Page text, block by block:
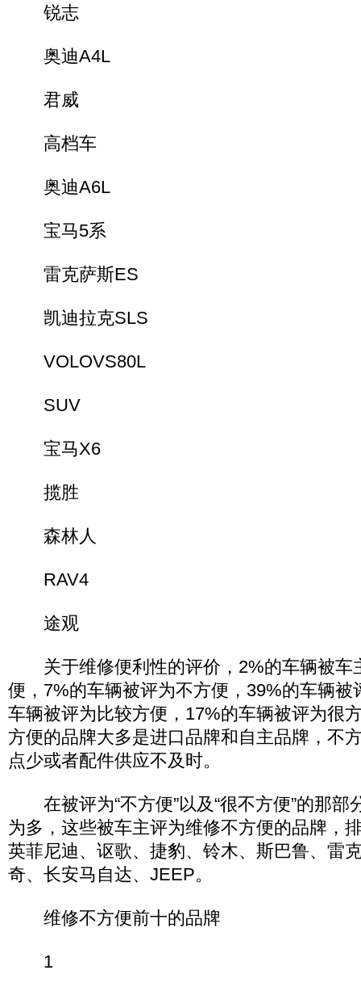
锐志
奥迪A4L
君威
高档车
奥迪A6L
宝马5系
雷克萨斯ES
凯迪拉克SLS
VOLOVS80L
SUV
宝马X6
揽胜
森林人
RAV4
途观
关于维修便利性的评价，2%的车辆被车
便，7%的车辆被评为不方便，39%的车辆被
车辆被评为比较方便，17%的车辆被评为很
方便的品牌大多是进口品牌和自主品牌，不
点少或者配件供应不及时。
在被评为“不方便”以及“很不方便”的那部
为多，这些被车主评为维修不方便的品牌，
英菲尼迪、讴歌、捷豹、铃木、斯巴鲁、雷
奇、长安马自达、JEEP。
维修不方便前十的品牌
1